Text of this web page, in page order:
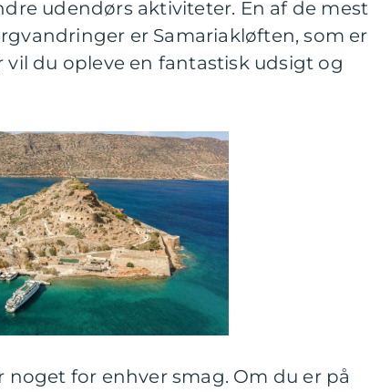
udendørs aktiviteter. En af de mest
er Samariakløften, som er
du opleve en fantastisk udsigt og
noget for enhver smag. Om du er på